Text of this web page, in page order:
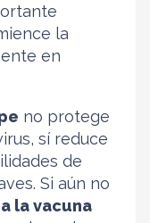
la
en
no protege
sí reduce
de
Si aún no
la vacuna